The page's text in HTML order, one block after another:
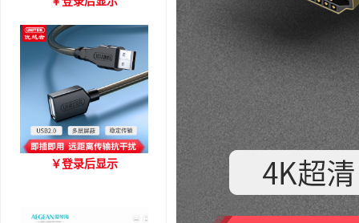
优越者Y-C416A 国标
￥登录后显示